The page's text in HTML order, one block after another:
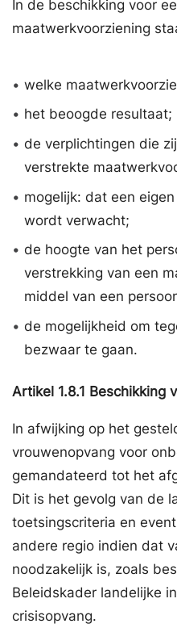
In de beschikking voor
maatwerkvoorziening
• welke
• het beoogde resultaat;
• de verplichtingen die
verstrekte
• mogelijk: dat een
wordt verwacht;
• de hoogte van het
verstrekking van een
middel van een
• de mogelijkheid om
bezwaar te gaan.
Artikel 1.8.1 Beschikking
In afwijking op het
vrouwenopvang voor
gemandateerd tot het
Dit is het gevolg van de
toetsingscriteria en
andere regio indien dat
noodzakelijk is, zoals
Beleidskader landelijke
crisisopvang.